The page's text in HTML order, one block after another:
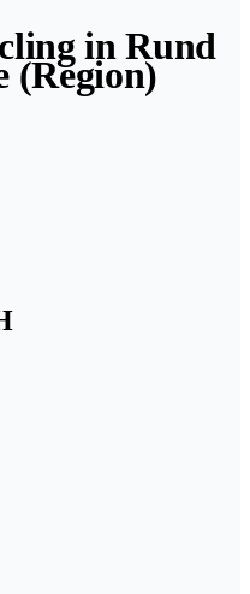
in Rund
(Region)